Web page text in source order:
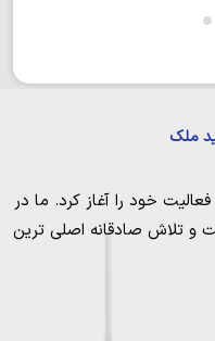
ملک
جدی فعالیت خود را آغاز کرد. ما در
و تلاش صادقانه اصلی ترین
و از این رو تمام مساعی
صرفاً در شهر های مرکزی